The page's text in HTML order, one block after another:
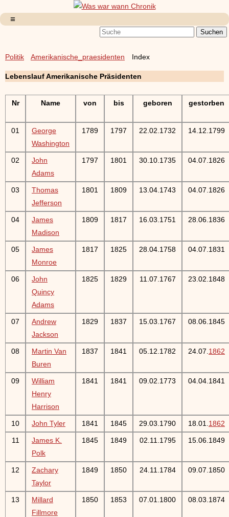
Politik Amerikanische_praesidenten Index
Lebenslauf Amerikanische Präsidenten
Nr Name von bis geboren gestorben
01
George
Washington
1789 1797 22.02.1732 14.12.1799
02
John
Adams
1797 1801 30.10.1735 04.07.1826
03
Thomas
Jefferson
1801 1809 13.04.1743 04.07.1826
04
James
Madison
1809 1817 16.03.1751 28.06.1836
05
James
Monroe
1817 1825 28.04.1758 04.07.1831
06
John
Quincy
Adams
1825 1829 11.07.1767 23.02.1848
07
Andrew
Jackson
1829 1837 15.03.1767 08.06.1845
08
Martin Van
Buren
1837 1841 05.12.1782 24.07. 1862
09
William
Henry
Harrison
1841 1841 09.02.1773 04.04.1841
10 John Tyler 1841 1845 29.03.1790 18.01. 1862
11
James K.
Polk
1845 1849 02.11.1795 15.06.1849
12
Zachary
Taylor
1849 1850 24.11.1784 09.07.1850
13
Millard
Fillmore
1850 1853 07.01.1800 08.03.1874